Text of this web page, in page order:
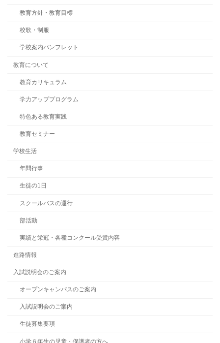
教育方針・教育目標
校歌・制服
学校案内パンフレット
教育について
教育カリキュラム
学力アッププログラム
特色ある教育実践
教育セミナー
学校生活
年間行事
生徒の1日
スクールバスの運行
部活動
実績と栄冠・各種コンクール受賞内容
進路情報
入試説明会のご案内
オープンキャンパスのご案内
入試説明会のご案内
生徒募集要項
小学６年生の児童・保護者の方へ